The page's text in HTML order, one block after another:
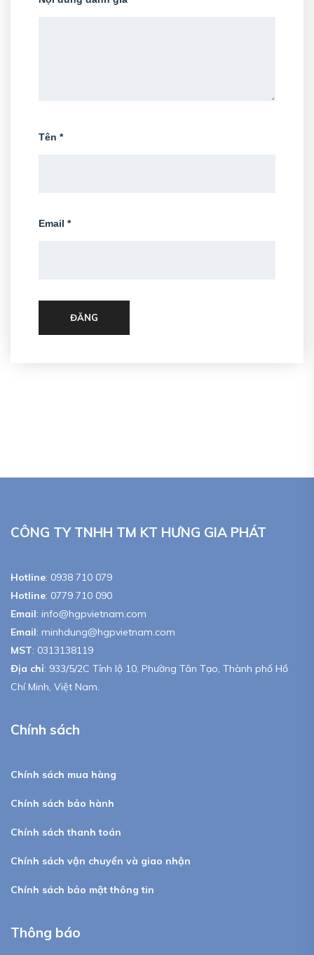
Tên *
Email *
ĐĂNG
CÔNG TY TNHH TM KT HƯNG GIA PHÁT
Hotline: 0938 710 079
Hotline: 0779 710 090
Email: info@hgpvietnam.com
Email: minhdung@hgpvietnam.com
MST: 0313138119
Địa chỉ: 933/5/2C Tỉnh lộ 10, Phường Tân Tạo, Thành phố Hồ
Chí Minh, Việt Nam.
Chính sách
Chính sách mua hàng
Chính sách bảo hành
Chính sách thanh toán
Chính sách vận chuyển và giao nhận
Chính sách bảo mật thông tin
Thông báo